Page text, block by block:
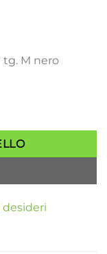
tg. M nero
nero quantità